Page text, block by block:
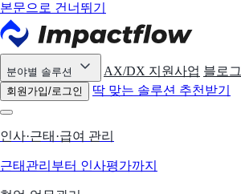
본문으로 건너뛰기
분야별 솔루션 AX/DX 지원사업 블로그
회원가입/로그인 딱 맞는 솔루션 추천받기
인사·근태·급여 관리
근태관리부터 인사평가까지